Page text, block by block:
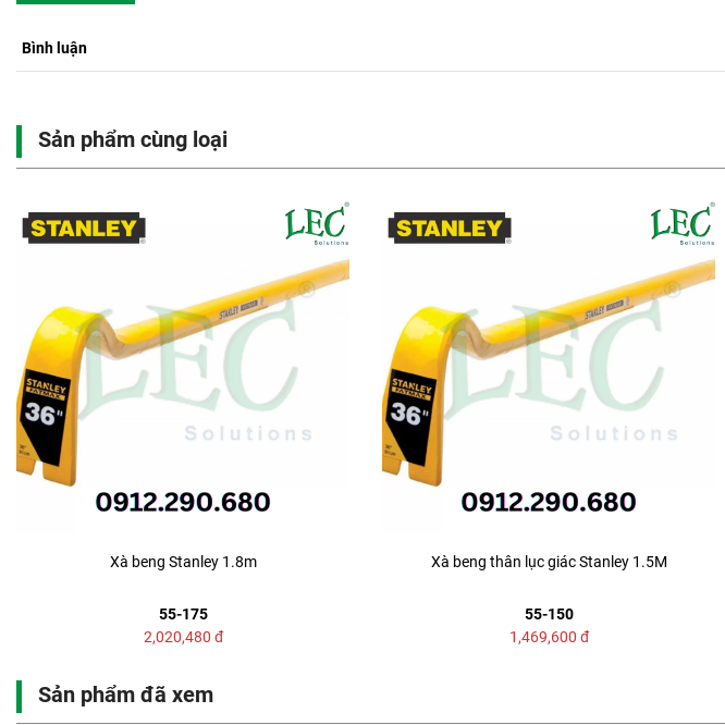
Bình luận
Sản phẩm cùng loại
Xà beng Stanley 1.8m
55-175
2,020,480 đ
Xà beng thân lục giác Stanley 1.5M
55-150
1,469,600 đ
Sản phẩm đã xem